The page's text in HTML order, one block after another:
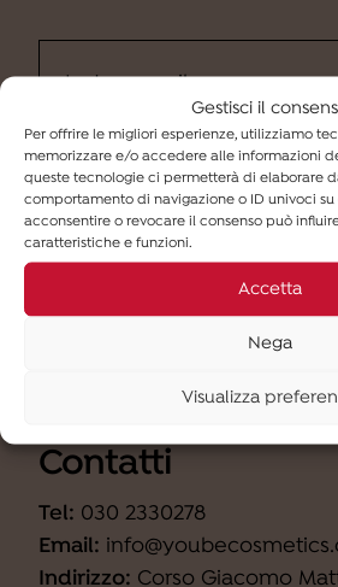
Gestisci il
Per offrire le migliori esperienze, utilizziamo
memorizzare e/o accedere alle informazioni
queste tecnologie ci permetterà di elaborare
comportamento di navigazione o ID univoci su
acconsentire o revocare il consenso può
caratteristiche e funzioni.
Accetta
Nega
Visualizza
Ho lettol'informativae
newsletter (finalità b).
Contatti
Tel: 030 2330278
Email:
Indirizzo: Corso Giacomo